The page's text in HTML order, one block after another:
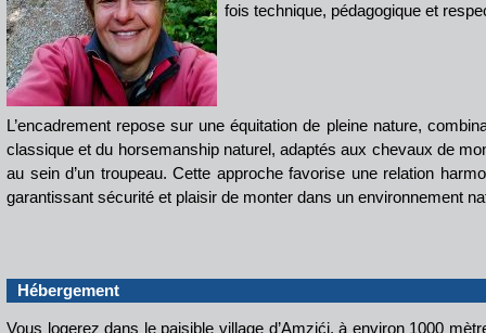
fois technique, pédagogique et
L’encadrement repose sur une équitation de pleine nature,
classique et du horsemanship naturel, adaptés aux chevaux de
au sein d’un troupeau. Cette approche favorise une relation
garantissant sécurité et plaisir de monter dans un environnement
Hébergement
Vous logerez dans le paisible village d’Amzići, à environ 1000